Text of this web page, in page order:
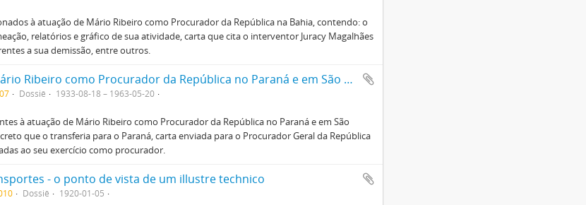
à atuação de Mário Ribeiro como Procurador da República na Bahia, contendo: o
relatórios e gráfico de sua atividade, carta que cita o interventor Juracy Magalhães
a sua demissão, entre outros.
A atuação de Mário Ribeiro como Procurador da República no Paraná e em São Paulo
Dossiê
1933-08-18 – 1963-05-20
à atuação de Mário Ribeiro como Procurador da República no Paraná e em São
que o transferia para o Paraná, carta enviada para o Procurador Geral da República
ao seu exercício como procurador.
- o ponto de vista de um illustre technico
Dossiê
1920-01-05